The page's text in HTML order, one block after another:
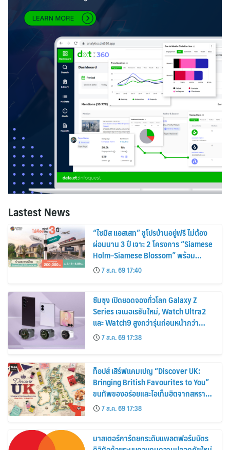
Lastest News
“ไซมิส แอสเสท” ชูโปรบ้านอยู่ฟรี ไม่ต้อง
ผ่อนนาน 3 ปี เจาะ 2 โครงการ “Siamese
Holm–Siamese Blossom” พร้อม
ส่วนลดและสิทธิพิเศษถึง 31 สิงหาคม
2569
7 ส.ค. 69 17:40
ซัมซุง เปิดยอดจองทั่วโลก Galaxy Z
Series เจเนอเรชันใหม่, Watch Ultra2
และ Watch9 สูงกว่ารุ่นก่อนหน้ากว่า
30%7 ส.ค. 69 17:38
ท็อปส์ เสิร์ฟแคมเปญ “Discover UK:
Bringing British Favourites to You”
ขนทัพของอร่อยและไอเท็มฮิตจากสหราช
อาณาจักร ส่งตรงถึงมือตั้งแต่วันนี้ – 18
สิงหาคมนี้
7 ส.ค. 69 17:38
มาสเตอร์การ์ดยกระดับแพลตฟอร์มบัตร